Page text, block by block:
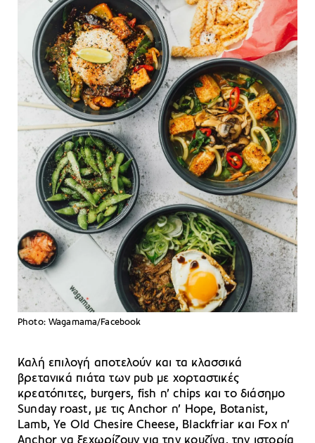
Photo: Wagamama/Facebook
Καλή επιλογή αποτελούν και τα κλασσικά
βρετανικά πιάτα των pub με χορταστικές
κρεατόπιτες, burgers, fish n’ chips και το διάσημο
Sunday roast, με τις Anchor n’ Hope, Botanist,
Lamb, Ye Old Chesire Cheese, Blackfriar και Fox n’